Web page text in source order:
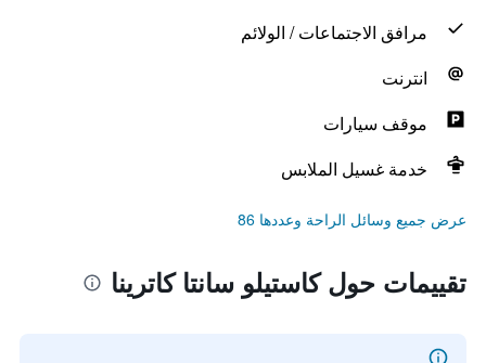
مرافق الاجتماعات / الولائم
انترنت
موقف سيارات
خدمة غسيل الملابس
عرض جميع وسائل الراحة وعددها 86
تقييمات حول كاستيلو سانتا كاترينا